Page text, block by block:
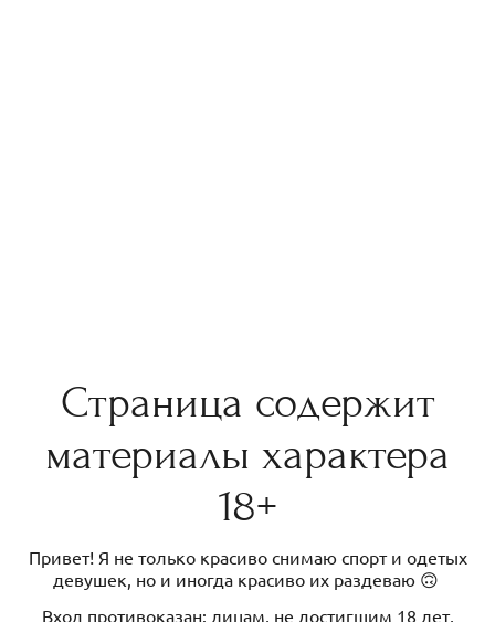
Страница содержит
материалы характера
18+
Привет! Я не только красиво снимаю спорт и одетых
девушек, но и иногда красиво их раздеваю 🙃
Вход противоказан: лицам, не достигшим 18 лет,